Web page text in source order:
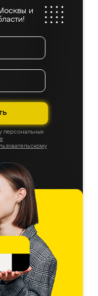
и
персональных